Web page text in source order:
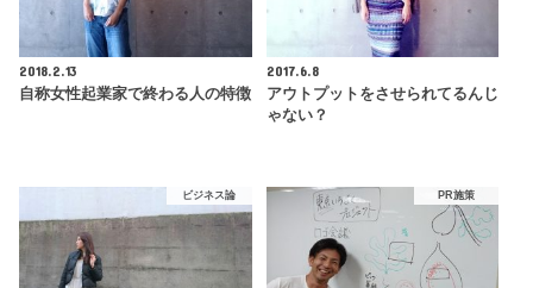
2018.2.13
自称女性起業家で終わる人の特徴
2017.6.8
アウトプットをさせられてるんじ
ゃない？
ビジネス論 PR施策